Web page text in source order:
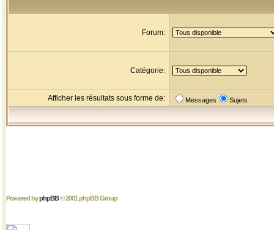
Forum:
Catégorie:
Afficher les résultats sous forme de: Messages Sujets
Powered byphpBB© 2001 phpBB Group